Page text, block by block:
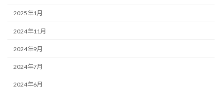
2025年1月
2024年11月
2024年9月
2024年7月
2024年6月